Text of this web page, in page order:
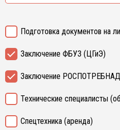
Подготовка документов на
Заключение ФБУЗ (ЦГиЭ)
Заключение
Технические специалисты
Спецтехника (аренда)